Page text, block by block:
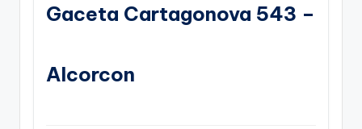
Gaceta Cartagonova 543 –
Alcorcon